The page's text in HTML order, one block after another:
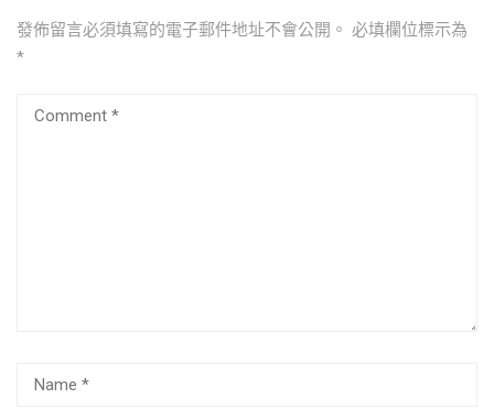
發佈留言必須填寫的電子郵件地址不會公開。 必填欄位標示為
*